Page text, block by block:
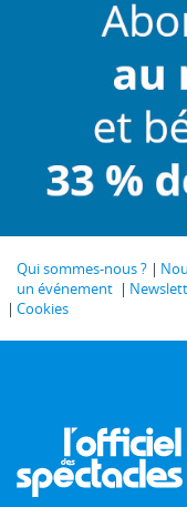
Qui sommes-nous ?
un événement
Cookies